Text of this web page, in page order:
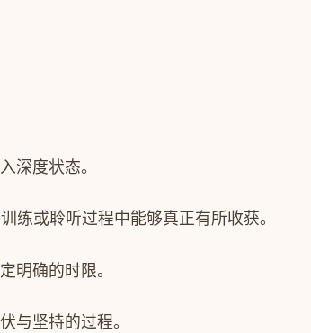
深度状态。
练或聆听过程中能够真正有所收获。
明确的时限。
与坚持的过程。